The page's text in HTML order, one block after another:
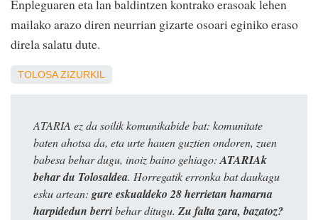
Enpleguaren eta lan baldintzen kontrako erasoak lehen
mailako arazo diren neurrian gizarte osoari eginiko eraso
direla salatu dute.
TOLOSA ZIZURKIL
ATARIA ez da soilik komunikabide bat: komunitate
baten ahotsa da, eta urte hauen guztien ondoren, zuen
babesa behar dugu, inoiz baino gehiago:ATARIAk
behar du Tolosaldea. Horregatik erronka bat daukagu
esku artean: gure eskualdeko 28 herrietan hamarna
harpidedun berribehar ditugu. Zu falta zara, bazatoz?